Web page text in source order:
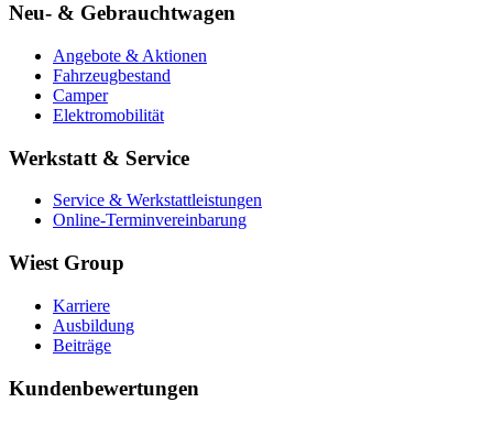
Neu- & Gebrauchtwagen
Angebote & Aktionen
Fahrzeugbestand
Camper
Elektromobilität
Werkstatt & Service
Service & Werkstattleistungen
Online-Terminvereinbarung
Wiest Group
Karriere
Ausbildung
Beiträge
Kundenbewertungen